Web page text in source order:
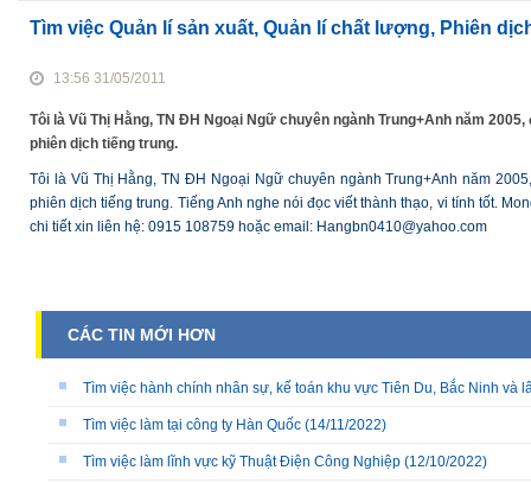
Tìm việc Quản lí sản xuất, Quản lí chất lượng, Phiên
13:56 31/05/2011
Tôi là Vũ Thị Hằng, TN ĐH Ngoại Ngữ chuyên ngành Trung+Anh năm
phiên dịch tiếng trung.
Tôi là Vũ Thị Hằng, TN ĐH Ngoại Ngữ chuyên ngành Trung+Anh năm
phiên dịch tiếng trung. Tiếng Anh nghe nói đọc viết thành thạo, vi tính tốt.
chi tiết xin liên hệ: 0915 108759 hoặc email: Hangbn0410@yahoo.com
CÁC TIN MỚI HƠN
Tìm việc hành chính nhân sự, kế toán khu vực Tiên Du, Bắc Ninh và
Tìm việc làm tại công ty Hàn Quốc (14/11/2022)
Tìm việc làm lĩnh vực kỹ Thuật Điện Công Nghiệp (12/10/2022)